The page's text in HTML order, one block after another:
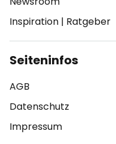
Inspiration | Ratgeber
Seiteninfos
AGB
Datenschutz
Impressum